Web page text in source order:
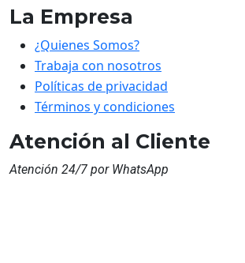
La Empresa
¿Quienes Somos?
Trabaja con nosotros
Políticas de privacidad
Términos y condiciones
Atención al Cliente
Atención 24/7 por WhatsApp